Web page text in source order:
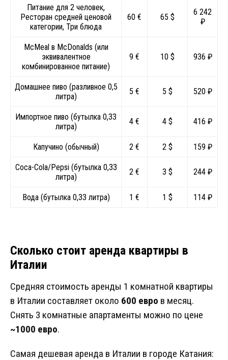
Питание для 2 человек,
Ресторан средней ценовой
категории, Три блюда
60 € 65 $
6 242
₽
McMeal в McDonalds (или
эквивалентное
комбинированное питание)
9 € 10 $ 936 ₽
Домашнее пиво (разливное 0,5
литра)
5 € 5 $ 520 ₽
Импортное пиво (бутылка 0,33
литра)
4 € 4 $ 416 ₽
Капучино (обычный) 2 € 2 $ 159 ₽
Coca-Cola/Pepsi (бутылка 0,33
литра)
2 € 3 $ 244 ₽
Вода (бутылка 0,33 литра) 1 € 1 $ 114 ₽
Сколько стоит аренда квартиры в
Италии
Средняя стоимость аренды 1 комнатной квартиры
в Италии составляет около 600 евро в месяц.
Снять 3 комнатные апартаменты можно по цене
~1000 евро.
Самая дешевая аренда в Италии в городе Катания: